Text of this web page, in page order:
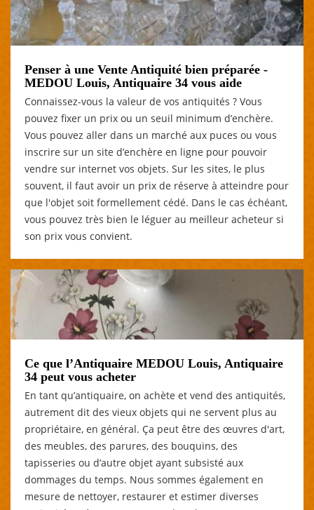
Penser à une Vente Antiquité bien préparée -
MEDOU Louis, Antiquaire 34 vous aide
Connaissez-vous la valeur de vos antiquités ? Vous
pouvez fixer un prix ou un seuil minimum d’enchère.
Vous pouvez aller dans un marché aux puces ou vous
inscrire sur un site d’enchère en ligne pour pouvoir
vendre sur internet vos objets. Sur les sites, le plus
souvent, il faut avoir un prix de réserve à atteindre pour
que l'objet soit formellement cédé. Dans le cas échéant,
vous pouvez très bien le léguer au meilleur acheteur si
son prix vous convient.
Ce que l’Antiquaire MEDOU Louis, Antiquaire
34 peut vous acheter
En tant qu’antiquaire, on achète et vend des antiquités,
autrement dit des vieux objets qui ne servent plus au
propriétaire, en général. Ça peut être des œuvres d'art,
des meubles, des parures, des bouquins, des
tapisseries ou d’autre objet ayant subsisté aux
dommages du temps. Nous sommes également en
mesure de nettoyer, restaurer et estimer diverses